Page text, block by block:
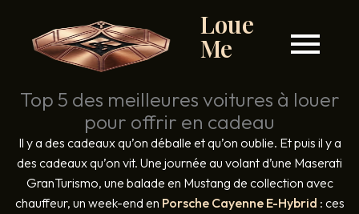
Loue
Me
Top 5 des meilleures voitures à louer
pour offrir en cadeau
Il y a des cadeaux qu’on déballe et qu’on oublie. Et puis il y a
des cadeaux qu’on vit. Une journée au volant d’une Maserati
GranTurismo, une balade en Mustang de collection avec
chauffeur, un week-end en Porsche Cayenne E-Hybrid : ces